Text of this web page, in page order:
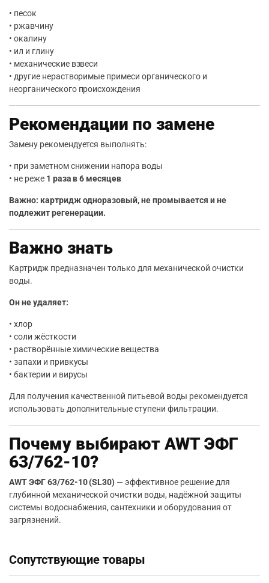
• песок
• ржавчину
• окалину
• ил и глину
• механические взвеси
• другие нерастворимые примеси органического и
неорганического происхождения
Рекомендации по замене
Замену рекомендуется выполнять:
• при заметном снижении напора воды
• не реже 1 раза в 6 месяцев
Важно: картридж одноразовый, не промывается и не
подлежит регенерации.
Важно знать
Картридж предназначен только для механической очистки
воды.
Он не удаляет:
• хлор
• соли жёсткости
• растворённые химические вещества
• запахи и привкусы
• бактерии и вирусы
Для получения качественной питьевой воды рекомендуется
использовать дополнительные ступени фильтрации.
Почему выбирают AWT ЭФГ
63/762-10?
AWT ЭФГ 63/762-10 (SL30) — эффективное решение для
глубинной механической очистки воды, надёжной защиты
системы водоснабжения, сантехники и оборудования от
загрязнений.
Сопутствующие товары